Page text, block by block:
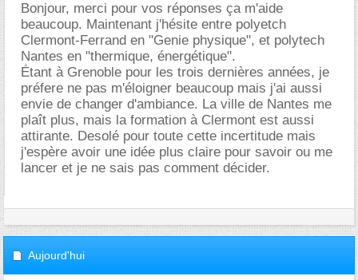
Bonjour, merci pour vos réponses ça m'aide
beaucoup. Maintenant j'hésite entre polyetch
Clermont-Ferrand en "Genie physique", et polytech
Nantes en "thermique, énergétique".
Étant à Grenoble pour les trois dernières années, je
préfere ne pas m'éloigner beaucoup mais j'ai aussi
envie de changer d'ambiance. La ville de Nantes me
plaît plus, mais la formation à Clermont est aussi
attirante. Desolé pour toute cette incertitude mais
j'espère avoir une idée plus claire pour savoir ou me
lancer et je ne sais pas comment décider.
Aujourd'hui